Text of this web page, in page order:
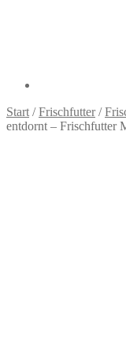
Start /Frischfutter/
entdornt – Frischfutter